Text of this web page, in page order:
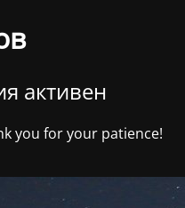
активен
you for your patience!